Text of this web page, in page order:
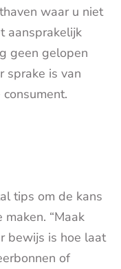
waar u niet
aansprakelijk
geen gelopen
sprake is van
tips om de kans
“Maak
bewijs is hoe laat
of